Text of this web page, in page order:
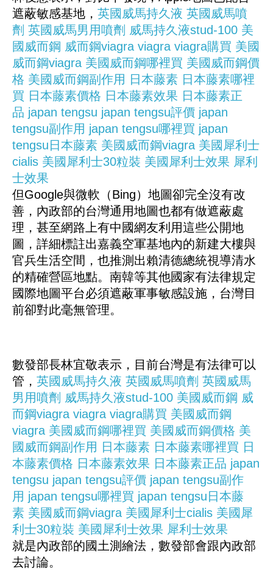
遮蔽敏感基地， 英國威馬持久液 英國威馬噴
劑 英國威馬男用噴劑 威馬持久液stud-100 美
國威而鋼 威而鋼viagra viagra viagra購買 美國
威而鋼viagra 美國威而鋼哪裡買 美國威而鋼價
格 美國威而鋼副作用 日本藤素 日本藤素哪裡
買 日本藤素價格 日本藤素效果 日本藤素正
品 japan tengsu japan tengsu評價 japan
tengsu副作用 japan tengsu哪裡買 japan
tengsu日本藤素 美國威而鋼viagra 美國犀利士
cialis 美國犀利士30粒裝 美國犀利士效果 犀利
士效果
但Google與微軟（Bing）地圖卻完全沒有改
善，內政部的台灣通用地圖也都有做遮蔽處
理，甚至網路上有中國網友利用這些公開地
圖，詳細標註出嘉義空軍基地內的新建大樓與
官兵生活空間，也推測出賴清德總統視導清水
的精確營區地點。南韓等其他國家有法律規定
國際地圖平台必須遮蔽軍事敏感設施，台灣目
前卻對此毫無管理。
數發部長林宜敬表示，目前台灣是有法律可以
管， 英國威馬持久液 英國威馬噴劑 英國威馬
男用噴劑 威馬持久液stud-100 美國威而鋼 威
而鋼viagra viagra viagra購買 美國威而鋼
viagra 美國威而鋼哪裡買 美國威而鋼價格 美
國威而鋼副作用 日本藤素 日本藤素哪裡買 日
本藤素價格 日本藤素效果 日本藤素正品 japan
tengsu japan tengsu評價 japan tengsu副作
用 japan tengsu哪裡買 japan tengsu日本藤
素 美國威而鋼viagra 美國犀利士cialis 美國犀
利士30粒裝 美國犀利士效果 犀利士效果
就是內政部的國土測繪法，數發部會跟內政部
去討論。